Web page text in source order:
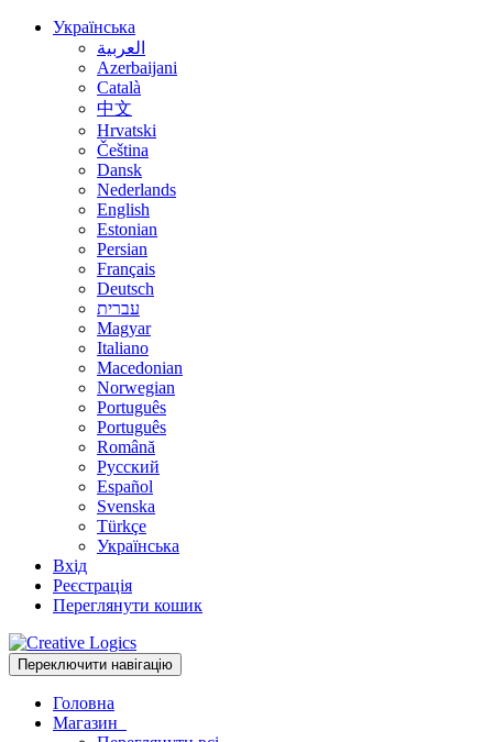
Українська
العربية
Azerbaijani
Català
中文
Hrvatski
Čeština
Dansk
Nederlands
English
Estonian
Persian
Français
Deutsch
עברית
Magyar
Italiano
Macedonian
Norwegian
Português
Português
Română
Русский
Español
Svenska
Türkçe
Українська
Вхід
Реєстрація
Переглянути кошик
Переключити навігацію
Головна
Магазин